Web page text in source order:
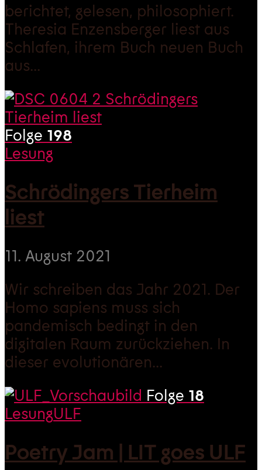
berichtet, gelesen, philosophiert.
Theresia Enzensberger liest aus
Schlafen, ihrem Buch neuen Buch
aus...
Folge 198
Lesung
Schrödingers Tierheim
liest
11. August 2021
Wir schreiben das Jahr 2021. Der
Homo sapiens muss sich
pandemisch bedingt in den
digitalen Raum zurückziehen. In
dieser evolutionären...
Folge 18
LesungULF
Poetry Jam | LIT goes ULF